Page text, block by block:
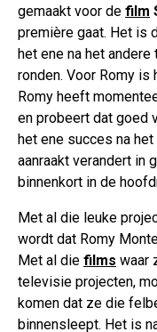
gemaakt voor de film
première gaat. Het is
het ene na het
ronden. Voor Romy
Romy heeft
en probeert dat goed
het ene succes na
aanraakt verandert in
binnenkort in de
Met al die leuke
wordt dat Romy
Met al die films waar
televisie projecten,
komen dat ze die
binnensleept. Het is